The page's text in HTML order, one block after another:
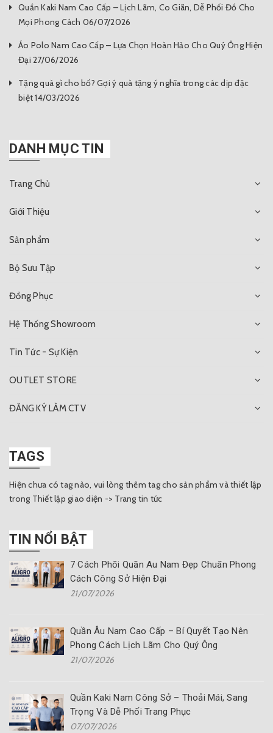
Quần Kaki Nam Cao Cấp – Lịch Lãm, Co Giãn, Dễ Phối Đồ Cho
Mọi Phong Cách 06/07/2026
Áo Polo Nam Cao Cấp – Lựa Chọn Hoàn Hảo Cho Quý Ông Hiện
Đại 27/06/2026
Tặng quà gì cho bố? Gợi ý quà tặng ý nghĩa trong các dịp đặc
biệt 14/03/2026
DANH MỤC TIN
Trang Chủ
Giới Thiệu
Sản phẩm
Bộ Sưu Tập
Đồng Phục
Hệ Thống Showroom
Tin Tức - Sự Kiện
OUTLET STORE
ĐĂNG KÝ LÀM CTV
TAGS
Hiện chưa có tag nào, vui lòng thêm tag cho sản phẩm và thiết lập
trong Thiết lập giao diện -> Trang tin tức
TIN NỔI BẬT
7 Cách Phối Quần Âu Nam Đẹp Chuẩn Phong
Cách Công Sở Hiện Đại
21/07/2026
Quần Âu Nam Cao Cấp – Bí Quyết Tạo Nên
Phong Cách Lịch Lãm Cho Quý Ông
21/07/2026
Quần Kaki Nam Công Sở – Thoải Mái, Sang
Trọng Và Dễ Phối Trang Phục
07/07/2026